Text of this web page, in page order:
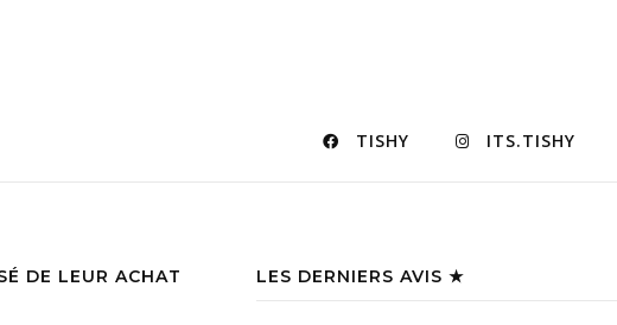
TISHY ITS.TISHY
DE LEUR ACHAT LES DERNIERS AVIS ★